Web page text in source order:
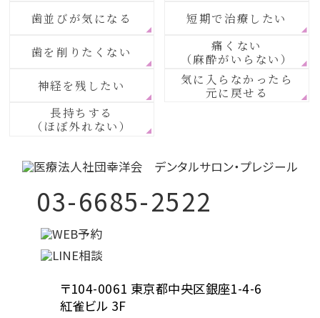
歯並びが気になる 短期で治療したい
歯を削りたくない
痛くない
（麻酔がいらない）
神経を残したい
気に入らなかったら
元に戻せる
長持ちする
（ほぼ外れない）
03-6685-2522
〒104-0061 東京都中央区銀座1-4-6
紅雀ビル 3F